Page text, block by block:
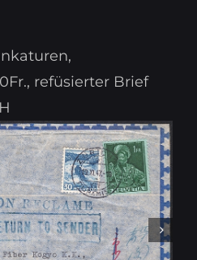
refüsierter Brief